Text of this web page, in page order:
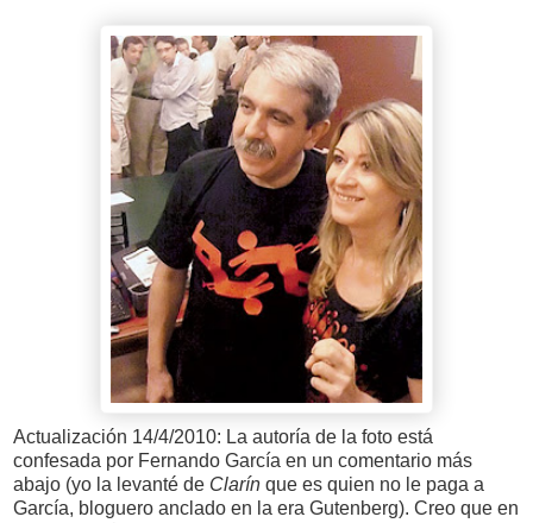
Actualización 14/4/2010: La autoría de la foto está
confesada por Fernando García en un comentario más
abajo (yo la levanté de Clarín que es quien no le paga a
García, bloguero anclado en la era Gutenberg). Creo que en